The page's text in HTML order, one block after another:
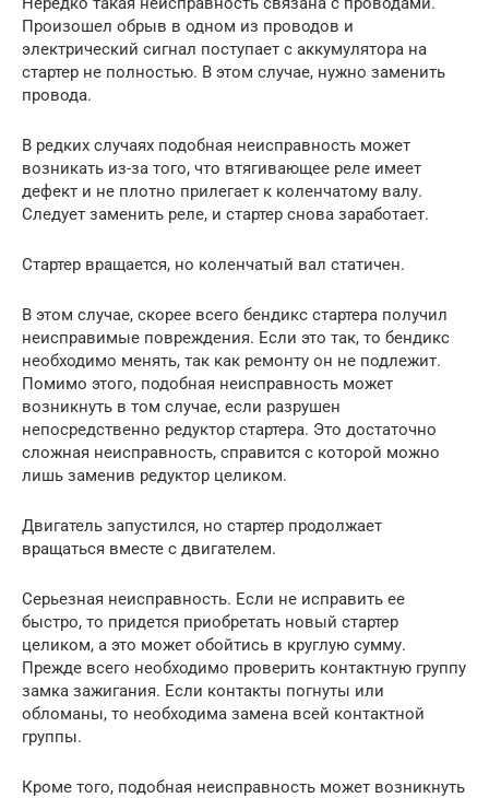
Произошел обрыв в одном из проводов и
электрический сигнал поступает с аккумулятора на
стартер не полностью. В этом случае, нужно заменить
провода.
В редких случаях подобная неисправность может
возникать из-за того, что втягивающее реле имеет
дефект и не плотно прилегает к коленчатому валу.
Следует заменить реле, и стартер снова заработает.
Стартер вращается, но коленчатый вал статичен.
В этом случае, скорее всего бендикс стартера получил
неисправимые повреждения. Если это так, то бендикс
необходимо менять, так как ремонту он не подлежит.
Помимо этого, подобная неисправность может
возникнуть в том случае, если разрушен
непосредственно редуктор стартера. Это достаточно
сложная неисправность, справится с которой можно
лишь заменив редуктор целиком.
Двигатель запустился, но стартер продолжает
вращаться вместе с двигателем.
Серьезная неисправность. Если не исправить ее
быстро, то придется приобретать новый стартер
целиком, а это может обойтись в круглую сумму.
Прежде всего необходимо проверить контактную группу
замка зажигания. Если контакты погнуты или
обломаны, то необходима замена всей контактной
группы.
Кроме того, подобная неисправность может возникнуть